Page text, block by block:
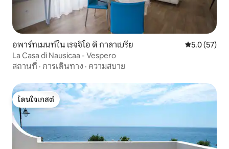
อพาร์ทเมนท์ใน เรจจิโอ ดิ กาลาเบรีย คะแนนเฉลี่ย
5.0 (57)
La Casa di Nausicaa - Vespero
สถานที่ · การเดินทาง · ความสบาย
โดนใจเกสต์
โดนใจเกสต์